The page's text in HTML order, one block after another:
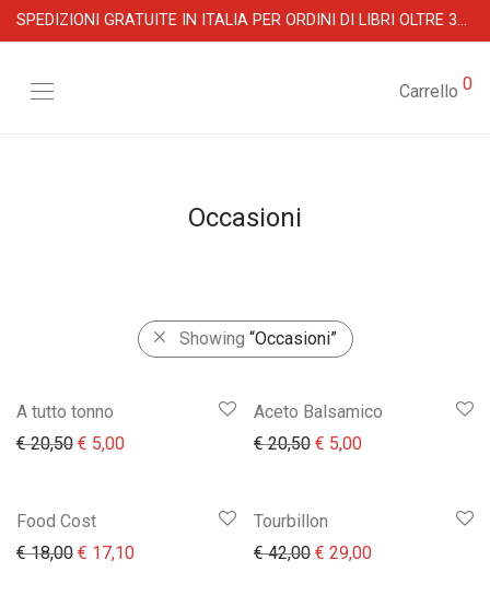
SPEDIZIONI GRATUITE IN ITALIA PER ORDINI DI LIBRI OLTRE 39 €
Carrello 0
Occasioni
Showing “Occasioni”
A tutto tonno
€20,50 Il prezzo originale era: € 20,50.
€ 5,00Il prezzo attuale è: € 5,00.
Aceto Balsamico
€20,50 Il prezzo originale era:
€ 5,00Il prezzo attuale
Food Cost
€18,00 Il prezzo originale era: € 18,00.
€ 17,10Il prezzo attuale è: € 17,10.
Tourbillon
€42,00 Il prezzo originale era:
€ 29,00Il prezzo